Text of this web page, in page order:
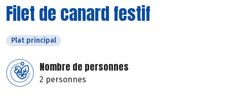
Filet de canard festif
Plat principal
Nombre de personnes
2 personnes